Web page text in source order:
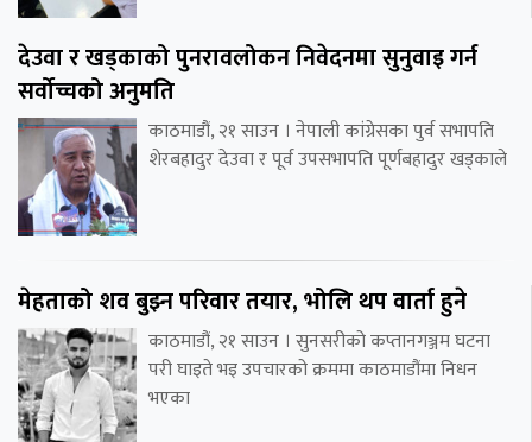
देउवा र खड्काको पुनरावलोकन निवेदनमा सुनुवाइ गर्न
सर्वोच्चको अनुमति
काठमाडौं, २१ साउन । नेपाली कांग्रेसका पुर्व सभापति
शेरबहादुर देउवा र पूर्व उपसभापति पूर्णबहादुर खड्काले
मेहताको शव बुझ्न परिवार तयार, भोलि थप वार्ता हुने
काठमाडौं, २१ साउन । सुनसरीको कप्तानगञ्जम घटना
परी घाइते भइ उपचारको क्रममा काठमाडौंमा निधन
भएका